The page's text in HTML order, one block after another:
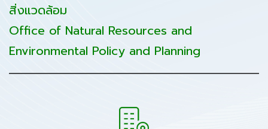
สิ่งแวดล้อม
Office of Natural Resources and
Environmental Policy and Planning